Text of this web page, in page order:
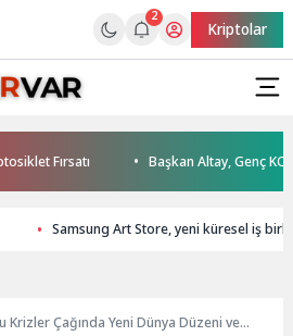
2
Kriptolar
Fırsatı Başkan Altay, Genç
Samsung Art Store, yeni küresel iş
Krizler Çağında Yeni Dünya Düzeni ve